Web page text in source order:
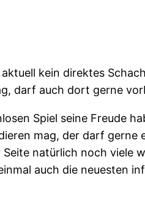
kein direktes
darf auch dort gerne
Spiel seine Freude
mag, der darf gerne
natürlich noch viele
auch die neuesten